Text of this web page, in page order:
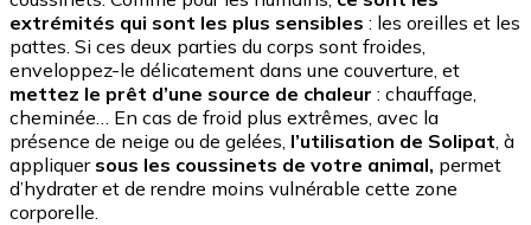
extrémités qui sont les plus sensibles : les oreilles et les
pattes. Si ces deux parties du corps sont froides,
enveloppez-le délicatement dans une couverture, et
mettez le prêt d’une source de chaleur : chauffage,
cheminée… En cas de froid plus extrêmes, avec la
présence de neige ou de gelées, l’utilisation de Solipat , à
appliquer sous les coussinets de votre animal, permet
d’hydrater et de rendre moins vulnérable cette zone
corporelle.